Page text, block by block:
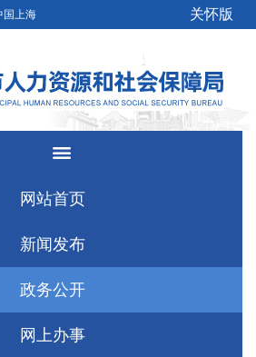
航区
国上海 关怀版
网站首页
新闻发布
政务公开
网上办事